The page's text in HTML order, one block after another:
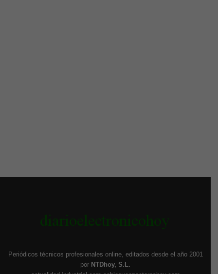
Periódicos técnicos profesionales online, editados desde el año 2001
por NTDhoy, S.L.